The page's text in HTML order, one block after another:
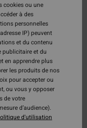
cookies ou une
à des
personnelles
IP) peuvent
et du contenu
publicitaire et du
en apprendre plus
les produits de nos
pour accepter ou
ou vous y opposer
de votre
d’audience).
d'utilisation